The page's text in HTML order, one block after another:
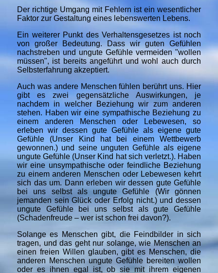
Der richtige Umgang mit Fehlern ist ein wesentlicher
Faktor zur Gestaltung eines lebenswerten Lebens.
Ein weiterer Punkt des Verhaltensgesetzes ist noch
von großer Bedeutung. Dass wir guten Gefühlen
nachstreben und ungute Gefühle vermeiden "wollen
müssen", ist bereits angeführt und wohl auch durch
Selbsterfahrung akzeptiert.
Auch was andere Menschen fühlen berührt uns. Hier
gibt es zwei gegensätzliche Auswirkungen, je
nachdem in welcher Beziehung wir zum anderen
stehen. Haben wir eine sympathische Beziehung zu
einem anderen Menschen oder Lebewesen, so
erleben wir dessen gute Gefühle als eigene gute
Gefühle (Unser Kind hat bei einem Wettbewerb
gewonnen.) und seine unguten Gefühle als eigene
ungute Gefühle (Unser Kind hat sich verletzt.). Haben
wir eine unsympathische oder feindliche Beziehung
zu einem anderen Menschen oder Lebewesen kehrt
sich das um. Dann erleben wir dessen gute Gefühle
bei uns selbst als ungute Gefühle (Wir gönnen
jemanden sein Glück oder Erfolg nicht.) und dessen
ungute Gefühle bei uns selbst als gute Gefühle
(Schadenfreude – wer ist schon frei davon?).
Solange es Menschen gibt, die Feindbilder in sich
tragen, und das geht nur solange, wie Menschen an
einen freien Willen glauben, gibt es Menschen, die
anderen Menschen ungute Gefühle bereiten wollen
oder es ihnen egal ist, ob sie mit ihrem eigenen